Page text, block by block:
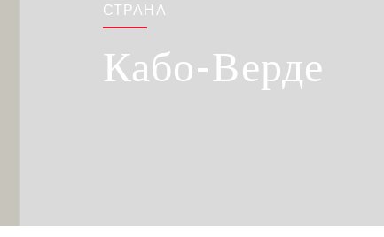
СТРАНА
Кабо-Верде